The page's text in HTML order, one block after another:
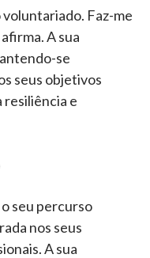
voluntariado. Faz-me
A sua
se
seus objetivos
resiliência e
seu percurso
nos seus
A sua